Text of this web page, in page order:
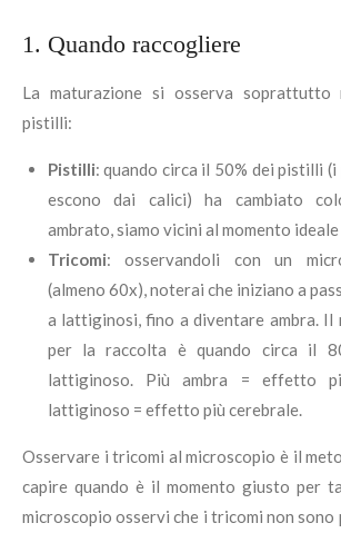
1. Quando raccogliere
La maturazione si osserva
pistilli:
Pistilli: quando circa il 50% dei pistilli
escono dai calici) ha cambiato
ambrato, siamo vicini al momento
Tricomi: osservandoli con un
(almeno 60x), noterai che iniziano a
a lattiginosi, fino a diventare ambra. Il
per la raccolta è quando circa il
lattiginoso. Più ambra = effetto
lattiginoso = effetto più cerebrale.
Osservare i tricomi al microscopio è il
capire quando è il momento giusto per
microscopio osservi che i tricomi non sono